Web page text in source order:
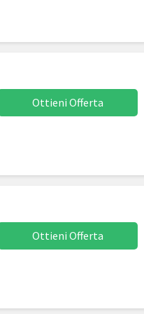
Ottieni Offerta
Ottieni Offerta